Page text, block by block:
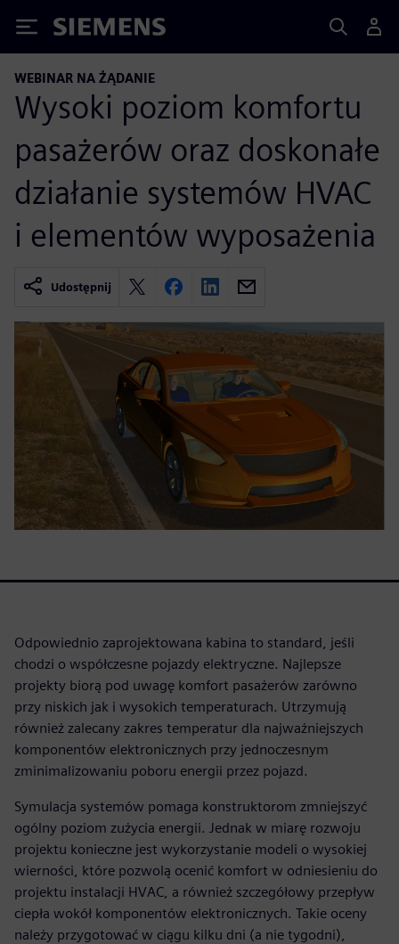
Siemens
WEBINAR NA ŻĄDANIE
Wysoki poziom komfortu
pasażerów oraz doskonałe
działanie systemów HVAC
i elementów wyposażenia
Udostępnij
Odpowiednio zaprojektowana kabina to standard, jeśli
chodzi o współczesne pojazdy elektryczne. Najlepsze
projekty biorą pod uwagę komfort pasażerów zarówno
przy niskich jak i wysokich temperaturach. Utrzymują
również zalecany zakres temperatur dla najważniejszych
komponentów elektronicznych przy jednoczesnym
zminimalizowaniu poboru energii przez pojazd.
Symulacja systemów pomaga konstruktorom zmniejszyć
ogólny poziom zużycia energii. Jednak w miarę rozwoju
projektu konieczne jest wykorzystanie modeli o wysokiej
wierności, które pozwolą ocenić komfort w odniesieniu do
projektu instalacji HVAC, a również szczegółowy przepływ
ciepła wokół komponentów elektronicznych. Takie oceny
należy przygotować w ciągu kilku dni (a nie tygodni),